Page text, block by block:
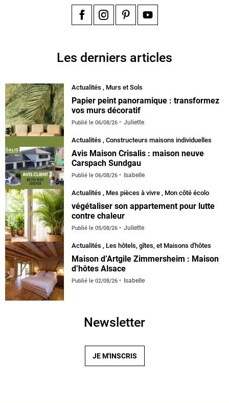
Les derniers articles
Actualités , Murs et Sols
Papier peint panoramique : transformez
vos murs décoratif
Publié le 06/08/26 Juliette
Actualités , Constructeurs maisons individuelles
Avis Maison Crisalis : maison neuve
Carspach Sundgau
Publié le 06/08/26 Isabelle
Actualités , Mes pièces à vivre , Mon côté écolo
végétaliser son appartement pour lutte
contre chaleur
Publié le 05/08/26 Juliette
Actualités , Les hôtels, gîtes, et Maisons d'hôtes
Maison d’Artgile Zimmersheim : Maison
d’hôtes Alsace
Publié le 02/08/26 Isabelle
Newsletter
JE M'INSCRIS